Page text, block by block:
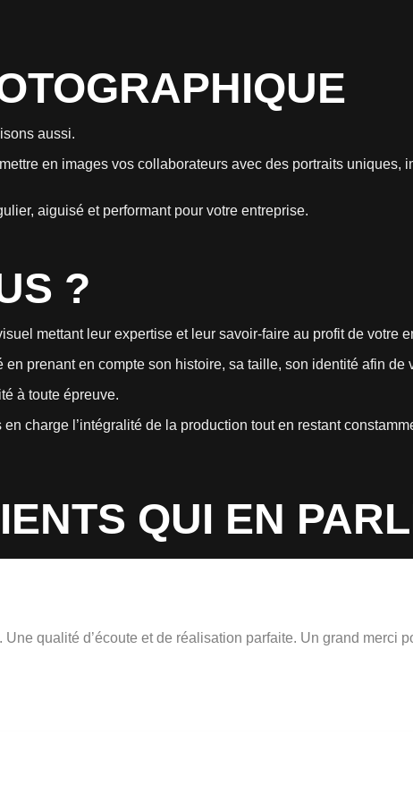
aussi.
en images vos collaborateurs avec des portraits
aiguisé et performant pour votre entreprise.
?
mettant leur expertise et leur savoir-faire au profit de votre
prenant en compte son histoire, sa taille, son identité afin
à toute épreuve.
charge l’intégralité de la production tout en restant
QUI EN
qualité d’écoute et de réalisation parfaite. Un grand merci